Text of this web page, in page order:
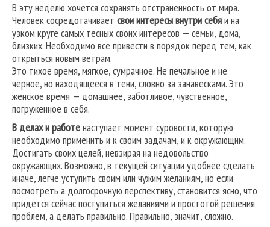
В эту неделю хочется сохранять отстраненность от мира.
Человек сосредотачивает свои интересы внутри себяи на
узком круге самых тесных своих интересов — семьи, дома,
близких. Необходимо все привести в порядок перед тем, как
открыться новым ветрам.
Это тихое время, мягкое, сумрачное. Не печальное и не
черное, но находящееся в тени, словно за занавесками. Это
женское время — домашнее, заботливое, чувственное,
погруженное в себя.
В делах и работенаступает момент суровости, которую
необходимо применить и к своим задачам, и к окружающим.
Достигать своих целей, невзирая на недовольство
окружающих. Возможно, в текущей ситуации удобнее сделать
иначе, легче уступить своим или чужим желаниям, но если
посмотреть а долгосрочную перспективу, становится ясно, что
придется сейчас поступиться желаниями и простотой решения
проблем, а делать правильно. Правильно, значит, сложно.